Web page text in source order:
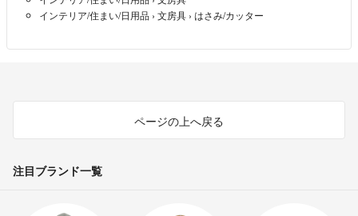
インテリア/住まい/日用品 › 文房具 › はさみ/カッター
ページの上へ戻る
注目ブランド一覧